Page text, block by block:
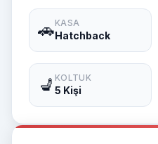
🚗KASA
Hatchback
💺 KOLTUK
5 Kişi